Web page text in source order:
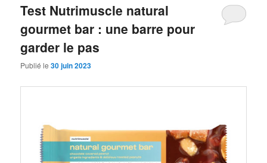
Test Nutrimuscle natural
gourmet bar : une barre pour
garder le pas
Publié le30 juin 2023